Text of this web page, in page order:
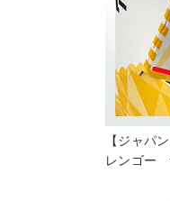
【ジャパ
レンゴー